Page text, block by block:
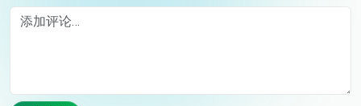
Comment